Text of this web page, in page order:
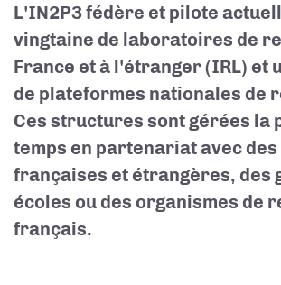
L'IN2P3 fédère et pilote
vingtaine de laboratoires de
France et à l'étranger (IRL) et
de plateformes nationales de
Ces structures sont gérées la
temps en partenariat avec des
françaises et étrangères, des
écoles ou des organismes de
français.